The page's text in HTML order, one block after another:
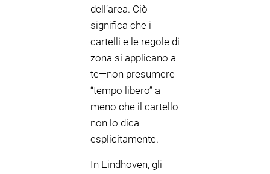
dell’area. Ciò
significa che i
cartelli e le regole di
zona si applicano a
te—non presumere
“tempo libero” a
meno che il cartello
non lo dica
esplicitamente.
In Eindhoven, gli